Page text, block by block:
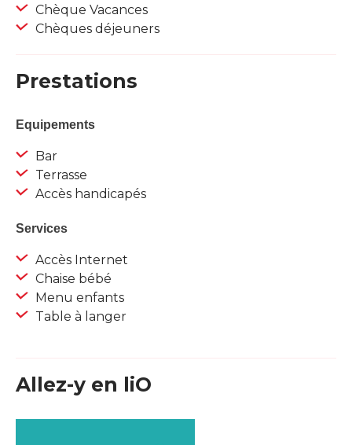
Chèque Vacances
Chèques déjeuners
Prestations
Equipements
Bar
Terrasse
Accès handicapés
Services
Accès Internet
Chaise bébé
Menu enfants
Table à langer
Allez-y en liO